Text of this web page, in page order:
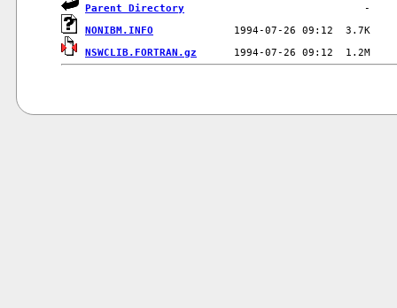
Parent Directory
NONIBM.INFO
NSWCLIB.FORTRAN.gz